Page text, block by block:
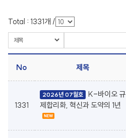
Total : 1331개 /
No 제목
1331
2026년 07월호
K-바이오 규
제합리화, 혁신과 도약의 1년